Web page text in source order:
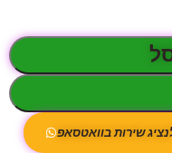
שירות בוואטסאפ